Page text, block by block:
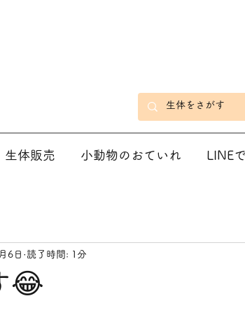
生体販売 小動物のおていれ LINE
😂
6日 読了時間: 1分